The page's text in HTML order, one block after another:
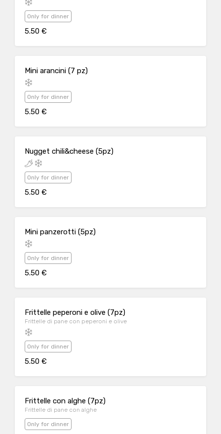
Only for dinner
5.50 €
Mini arancini (7 pz)
Only for dinner
5.50 €
Nugget chili&cheese (5pz)
Only for dinner
5.50 €
Mini panzerotti (5pz)
Only for dinner
5.50 €
Frittelle peperoni e olive (7pz)
Frittelle di pane con peperoni e olive
Only for dinner
5.50 €
Frittelle con alghe (7pz)
Frittelle di pane con alghe
Only for dinner